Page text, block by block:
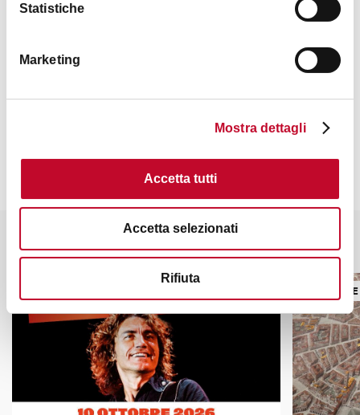
Statistiche
Marketing
Mostra dettagli
Accetta tutti
Accetta selezionati
Rifiuta
Contatti
Potrebbe interessarti anche
MUSICA